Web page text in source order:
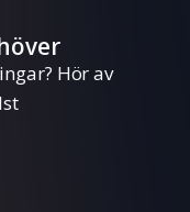
Hör av